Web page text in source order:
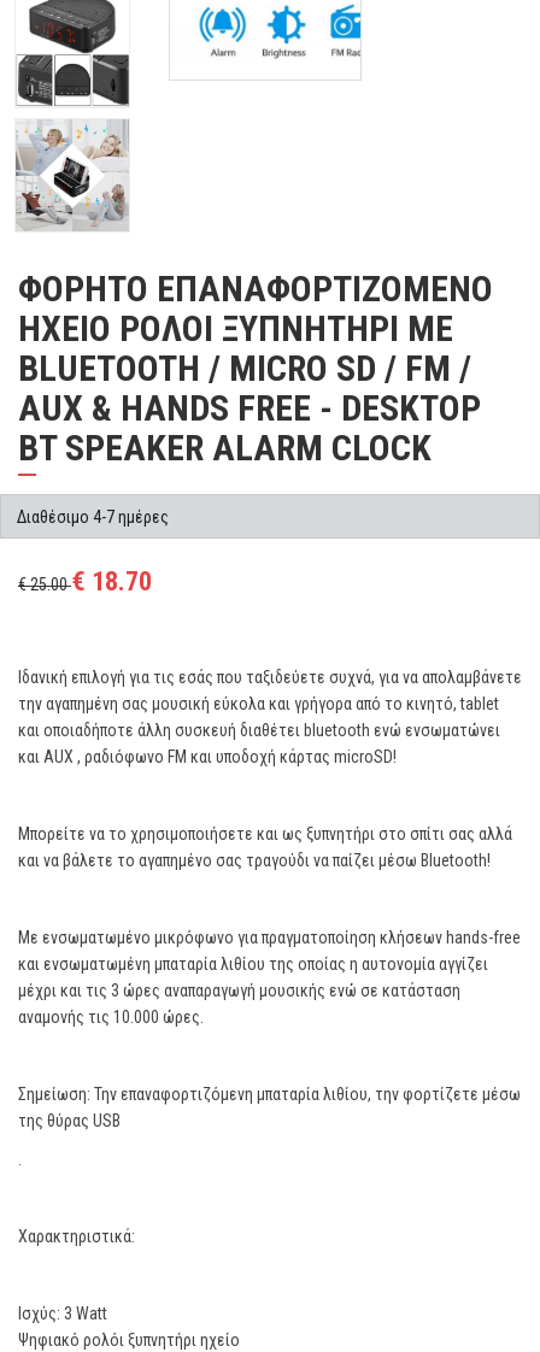
ΦΟΡΗΤΟ ΕΠΑΝΑΦΟΡΤΙΖΟΜΕΝΟ
ΗΧΕΙΟ ΡΟΛΟΙ ΞΥΠΝΗΤΗΡΙ ΜΕ
BLUETOOTH / MICRO SD / FM /
AUX & HANDS FREE - DESKTOP
BT SPEAKER ALARM CLOCK
Διαθέσιμο 4-7 ημέρες
€ 25.00€ 18.70
Ιδανική επιλογή για τις εσάς που ταξιδεύετε συχνά, για να απολαμβάνετε
την αγαπημένη σας μουσική εύκολα και γρήγορα από το κινητό, tablet
και οποιαδήποτε άλλη συσκευή διαθέτει bluetooth ενώ ενσωματώνει
και AUX , ραδιόφωνο FM και υποδοχή κάρτας microSD!
Μπορείτε να το χρησιμοποιήσετε και ως ξυπνητήρι στο σπίτι σας αλλά
και να βάλετε το αγαπημένο σας τραγούδι να παίζει μέσω Bluetooth!
Με ενσωματωμένο μικρόφωνο για πραγματοποίηση κλήσεων hands-free
και ενσωματωμένη μπαταρία λιθίου της οποίας η αυτονομία αγγίζει
μέχρι και τις 3 ώρες αναπαραγωγή μουσικής ενώ σε κατάσταση
αναμονής τις 10.000 ώρες.
Σημείωση: Την επαναφορτιζόμενη μπαταρία λιθίου, την φορτίζετε μέσω
της θύρας USB
.
Χαρακτηριστικά:
Ισχύς: 3 Watt
Ψηφιακό ρολόι ξυπνητήρι ηχείο